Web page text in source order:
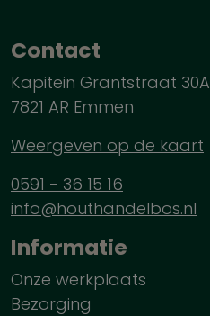
Contact
Kapitein Grantstraat 30A
7821 AR Emmen
Weergeven op de kaart
0591 - 36 15 16
info@houthandelbos.nl
Informatie
Onze werkplaats
Bezorging